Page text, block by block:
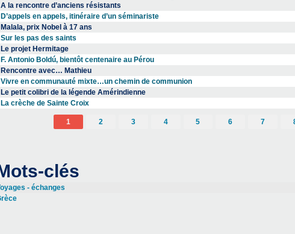
A la rencontre d’anciens résistants
D’appels en appels, itinéraire d’un séminariste
Malala, prix Nobel à 17 ans
Sur les pas des saints
Le projet Hermitage
F. Antonio Boldú, bientôt centenaire au Pérou
Rencontre avec… Mathieu
Vivre en communauté mixte…un chemin de communion
Le petit colibri de la légende Amérindienne
La crèche de Sainte Croix
1 2 3 4 5 6 7
clés
- échanges